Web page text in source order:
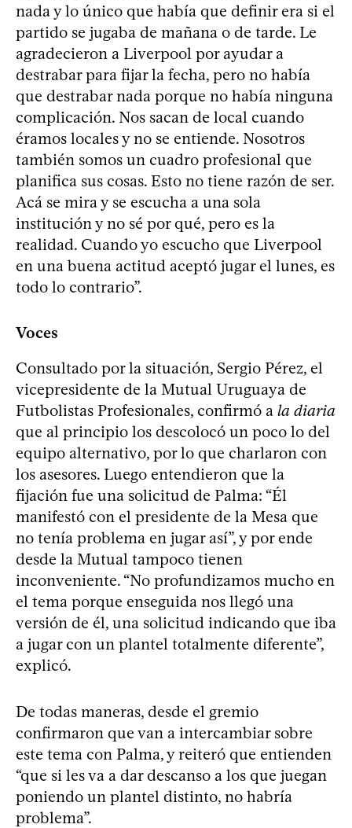
nada y lo único que había que definir era si el
partido se jugaba de mañana o de tarde. Le
agradecieron a Liverpool por ayudar a
destrabar para fijar la fecha, pero no había
que destrabar nada porque no había ninguna
complicación. Nos sacan de local cuando
éramos locales y no se entiende. Nosotros
también somos un cuadro profesional que
planifica sus cosas. Esto no tiene razón de ser.
Acá se mira y se escucha a una sola
institución y no sé por qué, pero es la
realidad. Cuando yo escucho que Liverpool
en una buena actitud aceptó jugar el lunes, es
todo lo contrario”.
Voces
Consultado por la situación, Sergio Pérez, el
vicepresidente de la Mutual Uruguaya de
Futbolistas Profesionales, confirmó a la diaria
que al principio los descolocó un poco lo del
equipo alternativo, por lo que charlaron con
los asesores. Luego entendieron que la
fijación fue una solicitud de Palma: “Él
manifestó con el presidente de la Mesa que
no tenía problema en jugar así”, y por ende
desde la Mutual tampoco tienen
inconveniente. “No profundizamos mucho en
el tema porque enseguida nos llegó una
versión de él, una solicitud indicando que iba
a jugar con un plantel totalmente diferente”,
explicó.
De todas maneras, desde el gremio
confirmaron que van a intercambiar sobre
este tema con Palma, y reiteró que entienden
“que si les va a dar descanso a los que juegan
poniendo un plantel distinto, no habría
problema”.